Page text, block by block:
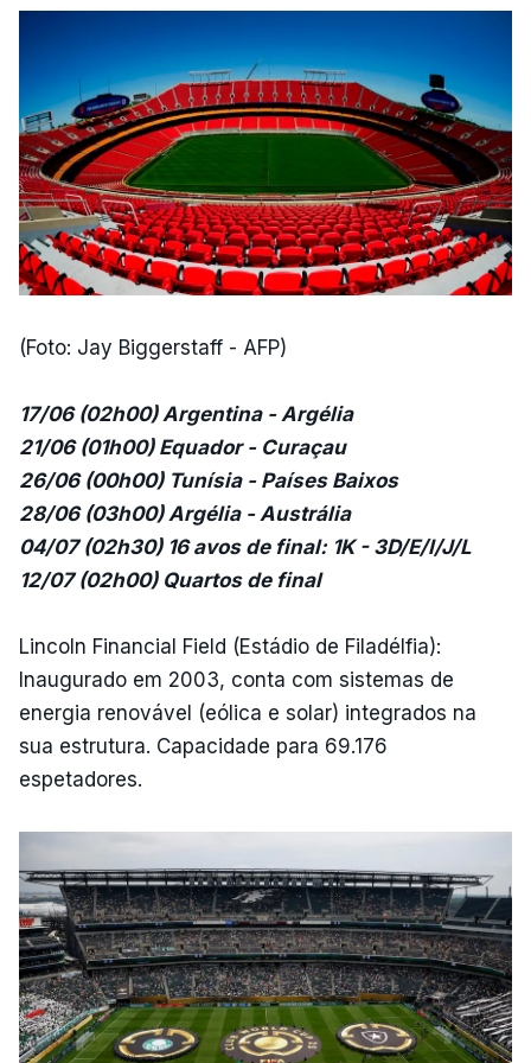
(Foto: Jay Biggerstaff - AFP)
17/06 (02h00) Argentina - Argélia
21/06 (01h00) Equador - Curaçau
26/06 (00h00) Tunísia - Países Baixos
28/06 (03h00) Argélia - Austrália
04/07 (02h30) 16 avos de final: 1K - 3D/E/I/J/L
12/07 (02h00) Quartos de final
Lincoln Financial Field (Estádio de Filadélfia):
Inaugurado em 2003, conta com sistemas de
energia renovável (eólica e solar) integrados na
sua estrutura. Capacidade para 69.176
espetadores.